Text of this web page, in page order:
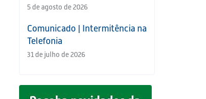
5 de agosto de 2026
Comunicado | Intermitência na
Telefonia
31 de julho de 2026